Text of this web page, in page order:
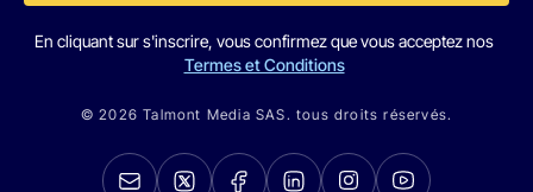
En cliquant sur s'inscrire, vous confirmez que vous acceptez nos
Termes et Conditions
© 2026 Talmont Media SAS. tous droits réservés.